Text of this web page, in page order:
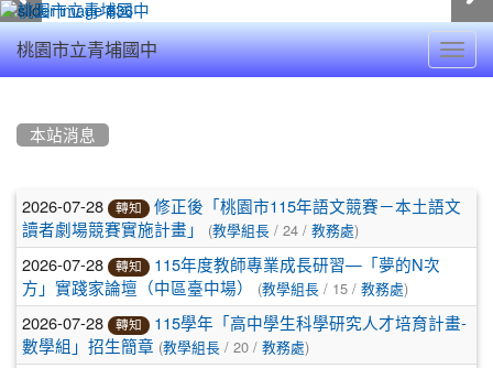
桃園市立青埔國中
本站消息
文
章
列
表
2026-07-28 轉知
修正後「桃園市115年語文競賽－本土語文
讀者劇場競賽實施計畫」
(教學組長 / 24 / 教務處)
2026-07-28 轉知
115年度教師專業成長研習—「夢的N次
方」實踐家論壇（中區臺中場）
(教學組長 / 15 / 教務處)
2026-07-28 轉知
115學年「高中學生科學研究人才培育計畫-
數學組」招生簡章 (教學組長 / 20 / 教務處)